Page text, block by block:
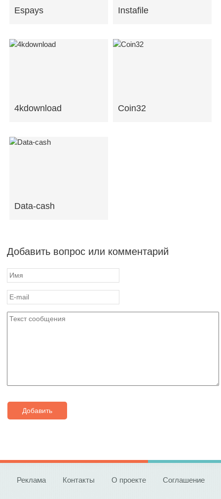
Espays Instafile
4kdownload Coin32
Data-cash
Добавить вопрос или комментарий
Добавить
Реклама Контакты О проекте Соглашение